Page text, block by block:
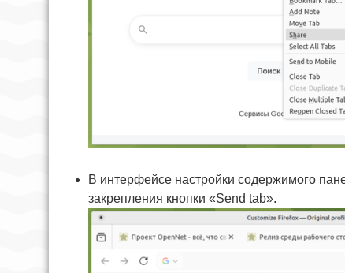
В интерфейсе настройки содержимого
закрепления кнопки «Send tab».